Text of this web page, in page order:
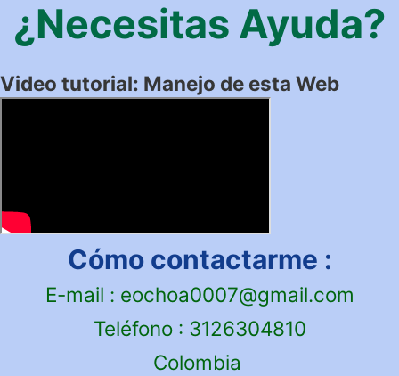
¿Necesitas Ayuda?
Video tutorial: Manejo de esta Web​
Cómo contactarme :
E-mail : eochoa0007@gmail.com
Teléfono : 3126304810
Colombia